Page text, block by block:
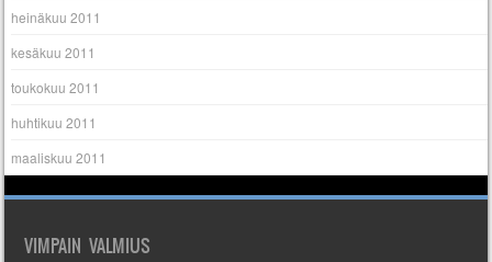
heinäkuu 2011
kesäkuu 2011
toukokuu 2011
huhtikuu 2011
maaliskuu 2011
VIMPAIN VALMIUS